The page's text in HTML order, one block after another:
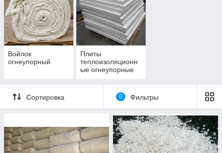
Войлок
огнеупорный
Плиты
теплоизоляционн
ые огнеупорные
Сортировка 0 Фильтры